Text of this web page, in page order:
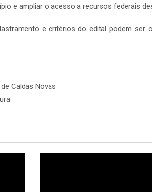
e ampliar o acesso a recursos federais
e critérios do edital podem ser
Caldas Novas